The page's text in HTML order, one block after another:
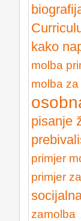
kako
molba
molba
pisanje
primjer
primjer
zamolba